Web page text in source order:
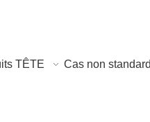
TÊTE Cas non